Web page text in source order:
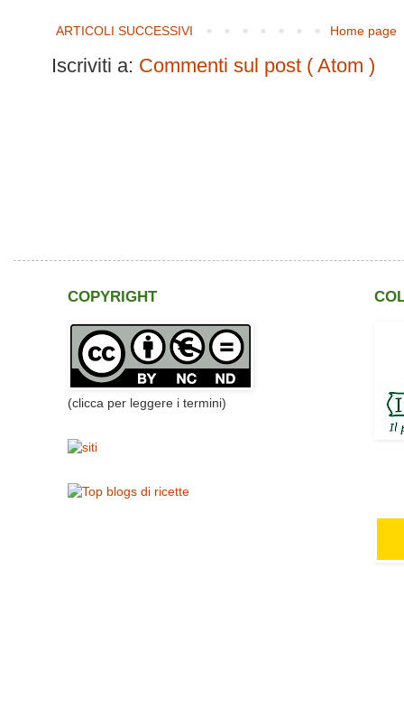
ARTICOLI SUCCESSIVI Home page
Iscriviti a: Commenti sul post ( Atom )
COPYRIGHT
(clicca per leggere i termini)